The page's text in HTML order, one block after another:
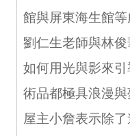
館與屏東海生館等
劉仁生老師與林
如何用光與影來
術品都極具浪漫與
屋主小詹表示除